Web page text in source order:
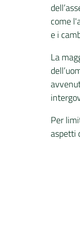
come
e i
La
Per
aspetti